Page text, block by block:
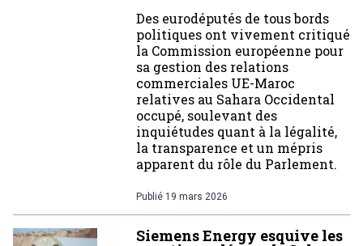
Des eurodéputés de tous bords
politiques ont vivement critiqué
la Commission européenne pour
sa gestion des relations
commerciales UE-Maroc
relatives au Sahara Occidental
occupé, soulevant des
inquiétudes quant à la légalité,
la transparence et un mépris
apparent du rôle du Parlement.
Publié 19 mars 2026
Siemens Energy esquive les